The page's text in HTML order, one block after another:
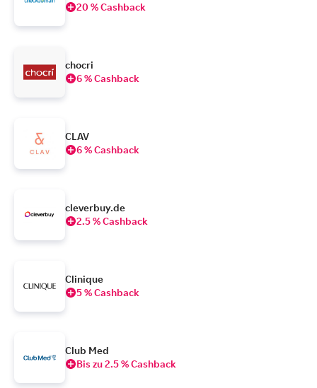
20 % Cashback
chocri
6 % Cashback
CLAV
6 % Cashback
cleverbuy.de
2.5 % Cashback
Clinique
5 % Cashback
Club Med
Bis zu 2.5 % Cashback